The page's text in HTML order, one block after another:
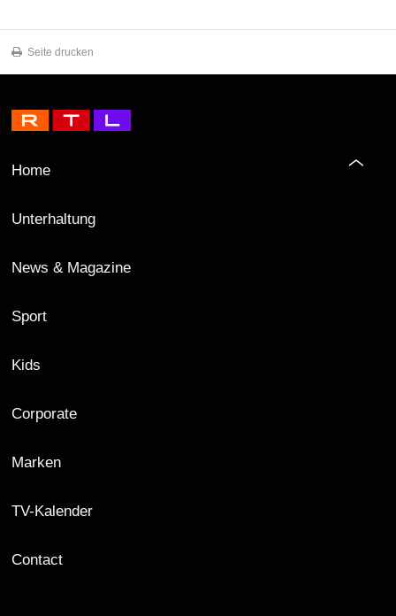
Seite drucken
Home
Unterhaltung
News & Magazine
Sport
Kids
Corporate
Marken
TV-Kalender
Contact